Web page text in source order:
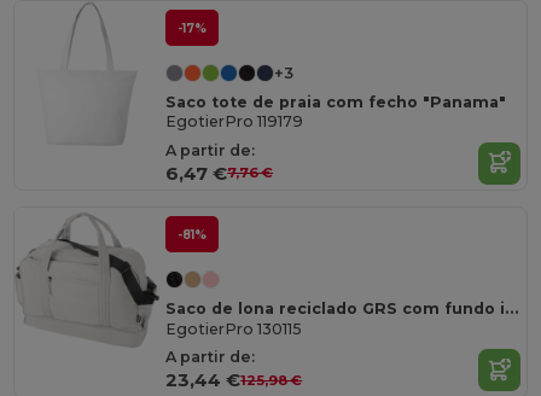
-17%
+3
Saco tote de praia com fecho "Panama"
EgotierPro 119179
A partir de:
6,47 €7,76 €
-81%
Saco de lona reciclado GRS com fundo isolado de 30 L "Puffer"
EgotierPro 130115
A partir de:
23,44 €125,98 €